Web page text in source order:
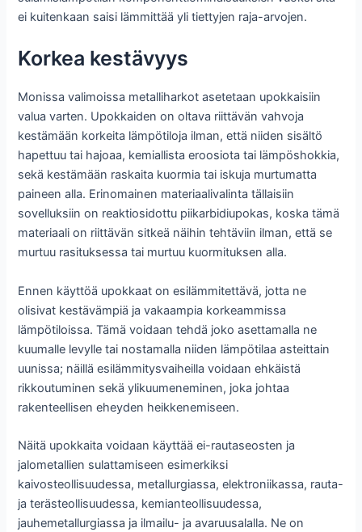
ei kuitenkaan saisi lämmittää yli tiettyjen raja-arvojen.
Korkea kestävyys
Monissa valimoissa metalliharkot asetetaan upokkaisiin
valua varten. Upokkaiden on oltava riittävän vahvoja
kestämään korkeita lämpötiloja ilman, että niiden sisältö
hapettuu tai hajoaa, kemiallista eroosiota tai lämpöshokkia,
sekä kestämään raskaita kuormia tai iskuja murtumatta
paineen alla. Erinomainen materiaalivalinta tällaisiin
sovelluksiin on reaktiosidottu piikarbidiupokas, koska tämä
materiaali on riittävän sitkeä näihin tehtäviin ilman, että se
murtuu rasituksessa tai murtuu kuormituksen alla.
Ennen käyttöä upokkaat on esilämmitettävä, jotta ne
olisivat kestävämpiä ja vakaampia korkeammissa
lämpötiloissa. Tämä voidaan tehdä joko asettamalla ne
kuumalle levylle tai nostamalla niiden lämpötilaa asteittain
uunissa; näillä esilämmitysvaiheilla voidaan ehkäistä
rikkoutuminen sekä ylikuumeneminen, joka johtaa
rakenteellisen eheyden heikkenemiseen.
Näitä upokkaita voidaan käyttää ei-rautaseosten ja
jalometallien sulattamiseen esimerkiksi
kaivosteollisuudessa, metallurgiassa, elektroniikassa, rauta-
ja terästeollisuudessa, kemianteollisuudessa,
jauhemetallurgiassa ja ilmailu- ja avaruusalalla. Ne on